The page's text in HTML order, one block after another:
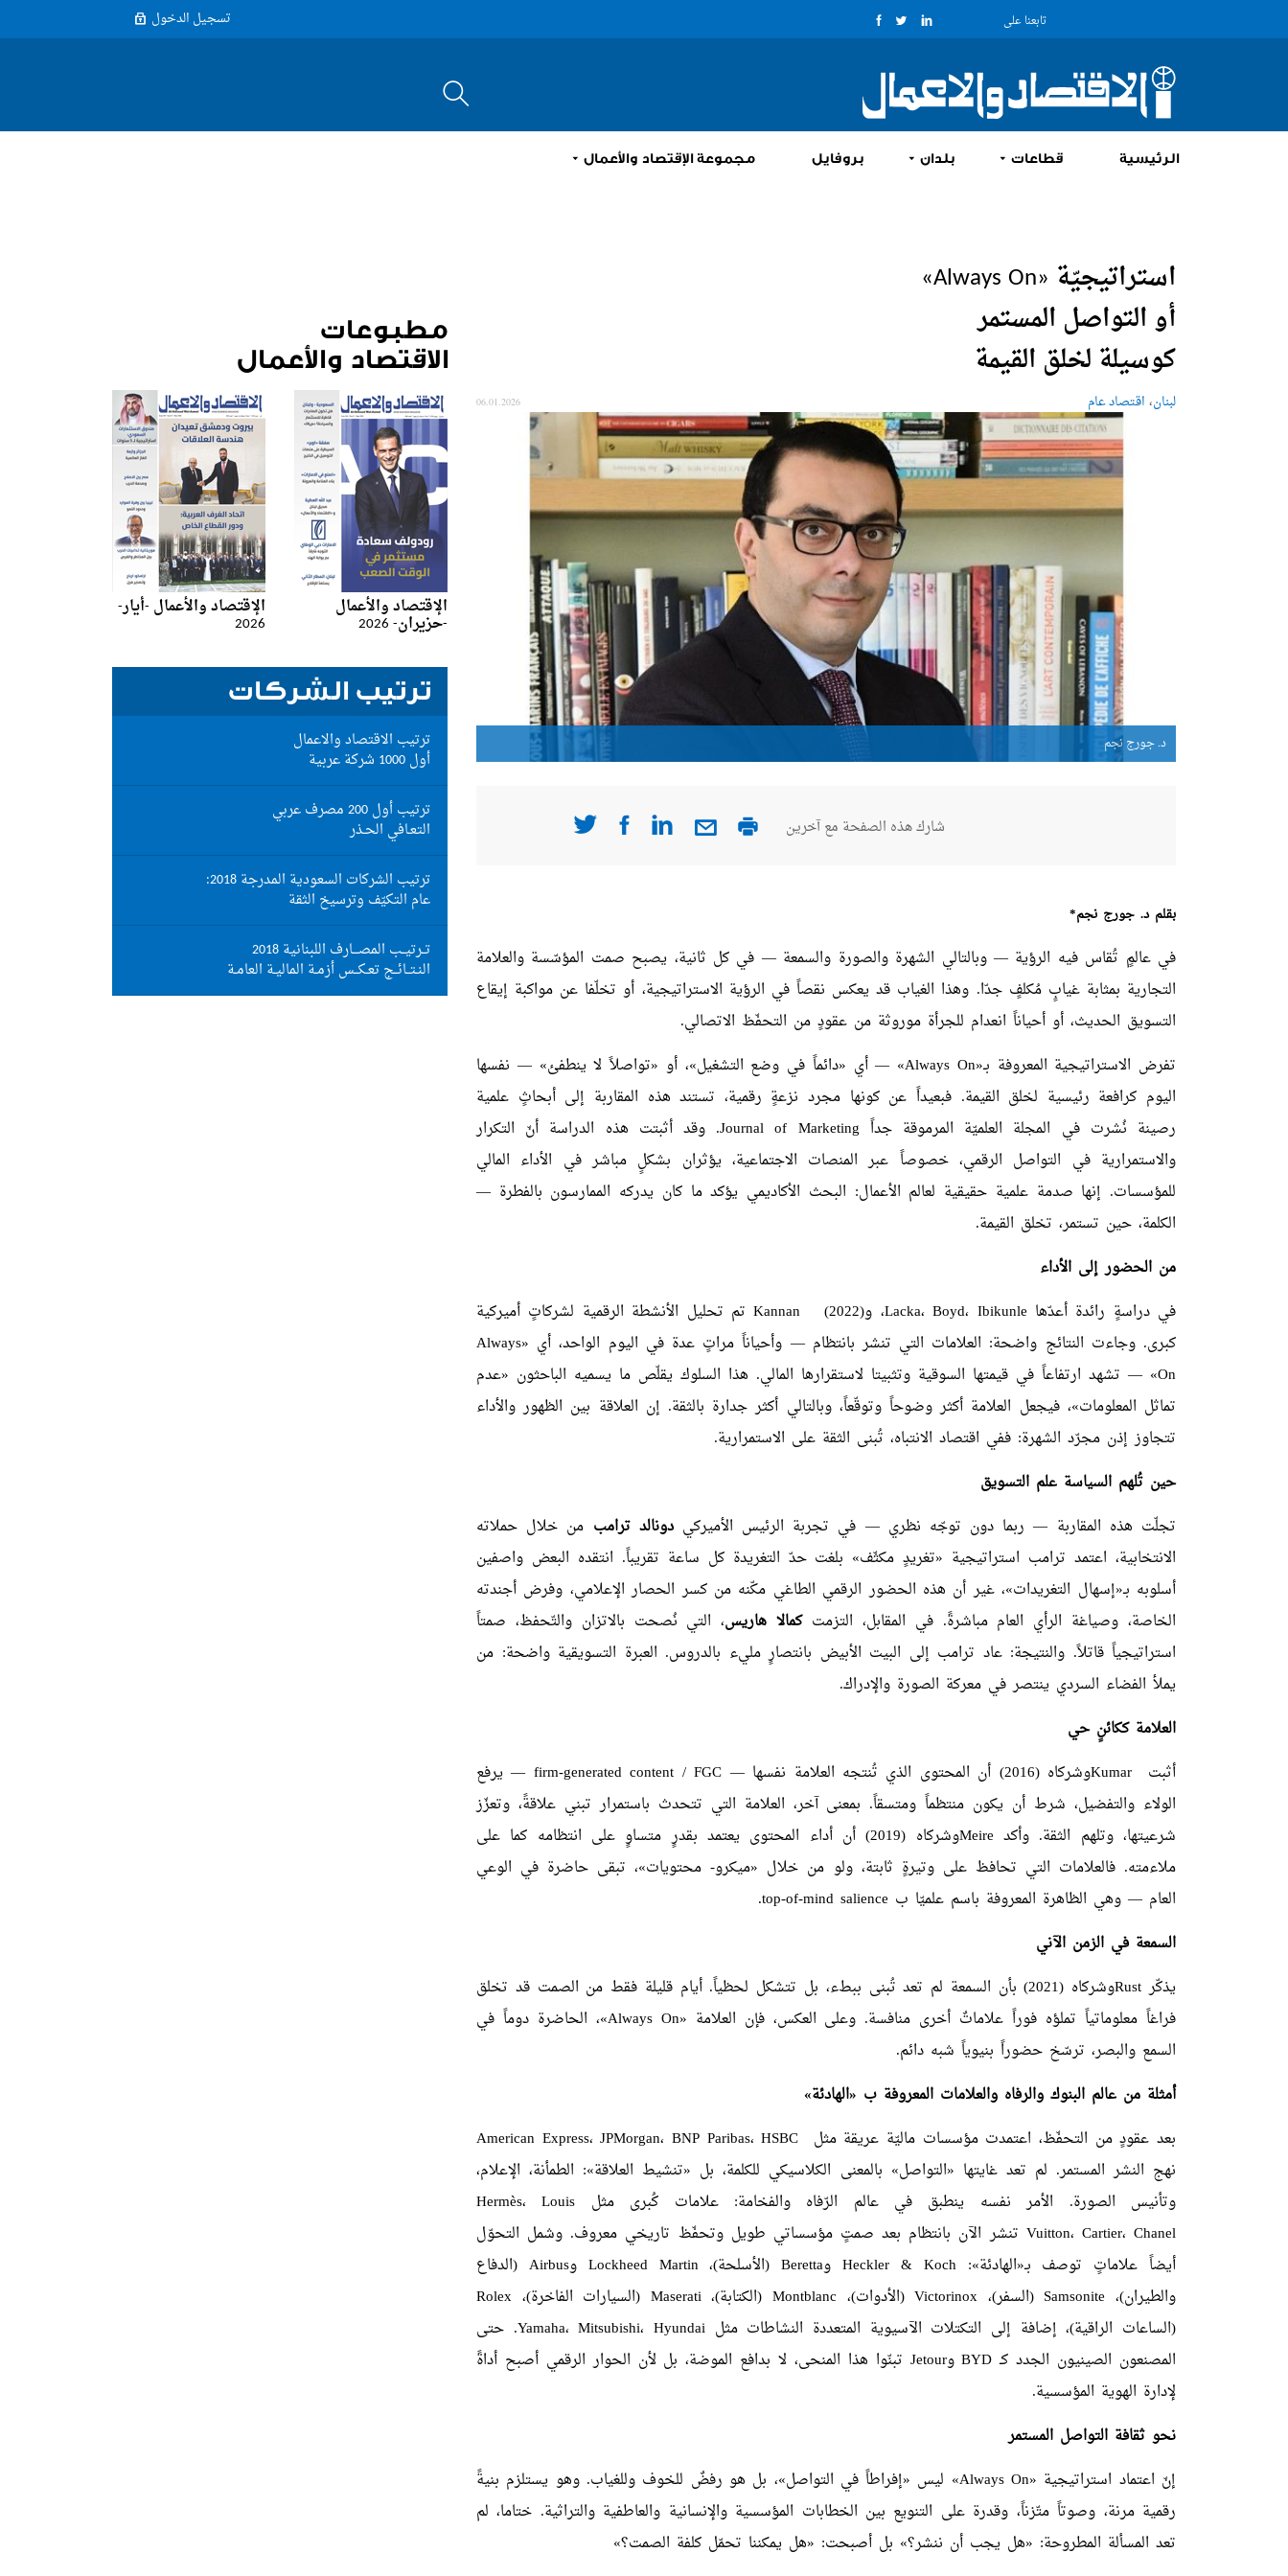
تابعنا على تسجيل الدخول
الرئيسية قطاعات بلدان بروفايل مجموعة الإقتصاد والأعمال
استراتيجيّة «‏Always On»
أو التواصل المستمر
كوسيلة لخلق القيمة
لبنان، اقتصاد عام 06.01.2026
د. جورج نجم د. جورج نجم
شارك هذه الصفحة مع آخرين
بقلم د. جورج نجم*
في عالمٍ تُقاس فيه الرؤية — وبالتالي الشهرة والصورة والسمعة — في كل ثانية، يصبح صمت المؤسّسة والعلامة
التجارية بمثابة غيابٍ مُكلفٍ جدّا. وهذا الغياب قد يعكس نقصاً في الرؤية الاستراتيجية، أو تخلّفا عن مواكبة إيقاع
التسويق الحديث، أو أحياناً انعدام للجرأة موروثة من عقودٍ من التحفّظ الاتصالي.
تفرض الاستراتيجية المعروفة بـ«‏Always On» — أي «دائماً في وضع التشغيل»، أو «تواصلاً لا ينطفئ» — نفسها
اليوم كرافعة رئيسية لخلق القيمة. فبعيداً عن كونها مجرد نزعةٍ رقمية، تستند هذه المقاربة إلى أبحاثٍ علمية
رصينة نُشرت في المجلة العلميّة المرموقة جداًJournal of Marketing. وقد أثبتت هذه الدراسة أنّ التكرار
والاستمرارية في التواصل الرقمي، خصوصاً عبر المنصات الاجتماعية، يؤثران بشكلٍ مباشر في الأداء المالي
للمؤسسات. إنها صدمة علمية حقيقية لعالم الأعمال: البحث الأكاديمي يؤكد ما كان يدركه الممارسون بالفطرة —
الكلمة، حين تستمر، تخلق القيمة.
من الحضور إلى الأداء
في دراسةٍ رائدة أعدّها
Lacka،Boyd، Ibikunle ، و Kannan(2022) تم تحليل الأنشطة الرقمية لشركاتٍ أميركية
كبرى. وجاءت النتائج واضحة: العلامات التي تنشر بانتظام — وأحياناً مراتٍ عدة في اليوم الواحد، أي «Always
On» — تشهد ارتفاعاً في قيمتها السوقية وتثبيتا لاستقرارها المالي. هذا السلوك يقلّص ما يسميه الباحثون «عدم
تماثل المعلومات»، فيجعل العلامة أكثر وضوحاً وتوقّعاً، وبالتالي أكثر جدارة بالثقة. إن العلاقة بين الظهور والأداء
تتجاوز إذن مجرّد الشهرة: ففي اقتصاد الانتباه، تُبنى الثقة على الاستمرارية.
حين تُلهم السياسة علم التسويق
تجلّت هذه المقاربة — ربما دون توجّه نظري — في تجربة الرئيس الأميركيدونالد ترامب من خلال حملاته
الانتخابية، اعتمد ترامب استراتيجية «تغريدٍ مكثّف» بلغت حدّ التغريدة كل ساعة تقريباً. انتقده البعض واصفين
أسلوبه بـ«إسهال التغريدات»، غير أن هذه الحضور الرقمي الطاغي مكّنه من كسر الحصار الإعلامي، وفرض أجندته
الخاصة، وصياغة الرأي العام مباشرةً. في المقابل، التزمتكمالا هاريس، التي نُصحت بالاتزان والتّحفظ، صمتاً
استراتيجياً قاتلاً. والنتيجة: عاد ترامب إلى البيت الأبيض بانتصارٍ مليء بالدروس. العبرة التسويقية واضحة: من
يملأ الفضاء السردي ينتصر في معركة الصورة والإدراك.
العلامة ككائنٍ حي
أثبت Kumarوشركاه (2016) أن المحتوى الذي تُنتجه العلامة نفسها — firm-generated content / FGC — يرفع
الولاء والتفضيل، شرط أن يكون منتظماً ومتسقاً. بمعنى آخر، العلامة التي تتحدث باستمرار تبني علاقةً، وتعزّز
شرعيتها، وتلهم الثقة. وأكد Meireوشركاه (2019)
أن أداء المحتوى يعتمد بقدرٍ متساوٍ على انتظامه كما على
ملاءمته. فالعلامات التي تحافظ على وتيرةٍ ثابتة، ولو من خلال «ميكرو- محتويات»، تبقى حاضرة في الوعي
العام — وهي الظاهرة المعروفة باسم علميّا ب top-of-mind salience
.
السمعة في الزمن الآني
يذكّر Rustوشركاه (2021)
بأن السمعة لم تعد تُبنى ببطء، بل تتشكل لحظياً. أيام قليلة فقط من الصمت قد تخلق
فراغاً معلوماتياً تملؤه فوراً علاماتٌ أخرى منافسة. وعلى العكس، فإن العلامة «‏Always On»، الحاضرة دوماً في
السمع والبصر، ترسّخ حضوراً بنيوياً شبه دائم.
أمثلة من عالم البنوك والرفاه والعلامات المعروفة ب «الهادئة»
بعد عقودٍ من التحفّظ، اعتمدت مؤسسات ماليّة عريقة مثل
American Express،JPMorgan،BNP Paribas،HSBC
نهج النشر المستمر. لم تعد غايتها «التواصل» بالمعنى الكلاسيكي للكلمة، بل «تنشيط العلاقة»: الطمأنة، الإعلام،
وتأنيس الصورة. الأمر نفسه ينطبق في عالم الرّفاه والفخامة: علامات كُبرى مثل
Hermès،Louis
Vuitton، Cartier،Chanel
تنشر الآن بانتظام بعد صمتٍ مؤسساتي طويل وتحفّظ تاريخي معروف. وشمل التحوّل
أيضاً علاماتٍ توصف بـ«الهادئة»:Heckler & KochوBeretta(الأسلحة)،Lockheed Martin وAirbus (الدفاع
والطيران)، Samsonite (السفر)، Victorinox(الأدوات)، Montblanc(الكتابة)،Maserati (السيارات الفاخرة)، Rolex
(الساعات الراقية)، إضافة إلى التكتلات الآسيوية المتعددة النشاطات مثل
Yamaha،Mitsubishi،Hyundai
. حتى
المصنعون الصينيون الجدد كـBYD وJetour تبنّوا هذا المنحى، لا بدافع الموضة، بل لأن الحوار الرقمي أصبح أداةً
لإدارة الهوية المؤسسية.
نحو ثقافة التواصل المستمر
إنّ اعتماد استراتيجية «‏Always On» ليس «إفراطاً في التواصل»، بل هو رفضٌ للخوف وللغياب. وهو يستلزم بنيةً
رقمية مرنة، وصوتاً متّزناً، وقدرة على التنويع بين الخطابات المؤسسية والإنسانية والعاطفية والتراثية. ختاما، لم
تعد المسألة المطروحة: «هل يجب أن ننشر؟» بل أصبحت: «هل يمكننا تحمّل كلفة الصمت؟»
مطبوعات
الاقتصاد والأعمال
الإقتصاد والأعمال
-حزيران- 2026
الإقتصاد والأعمال -أيار-
2026
ترتيب الشركات
ترتيب الاقتصاد والاعمال
أول 1000 شركة عربية
ترتيب أول 200 مصرف عربي
التعـافي الحـذر
ترتيب الشركات السعودية المدرجة 2018:
عام التكيّف وترسيخ الثقة
تــرتيــب المصـــارف اللبنانية 2018
النـتــائــج تعـكــس أزمـة الماليـة العامـة